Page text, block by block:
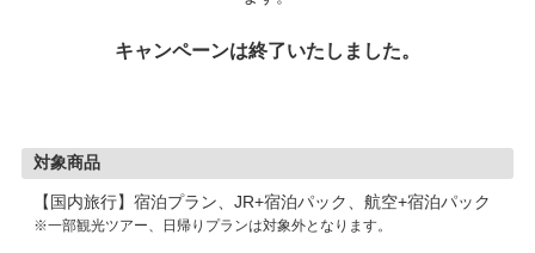
キャンペーンは終了いたしました。
対象商品
【国内旅行】宿泊プラン、JR+宿泊パック、航空+宿泊パック
※一部観光ツアー、日帰りプランは対象外となります。